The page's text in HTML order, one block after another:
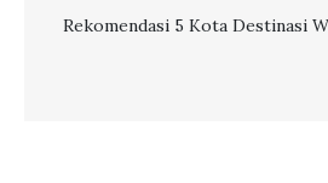
untuk
Rekomendasi 5 Kota Destinasi